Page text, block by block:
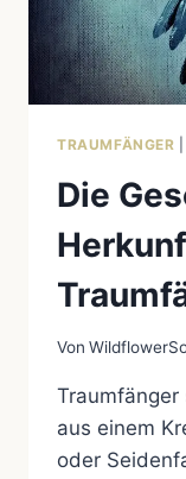
TRAUMFÄNGER
Die
Von
aus einem
oder